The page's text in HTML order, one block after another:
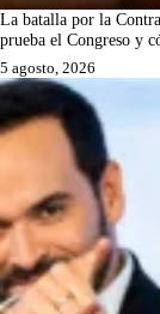
La batalla por la
prueba el Congreso y
5 agosto, 2026